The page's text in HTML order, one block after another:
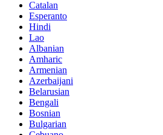
Catalan
Esperanto
Hindi
Lao
Albanian
Amharic
Armenian
Azerbaijani
Belarusian
Bengali
Bosnian
Bulgarian